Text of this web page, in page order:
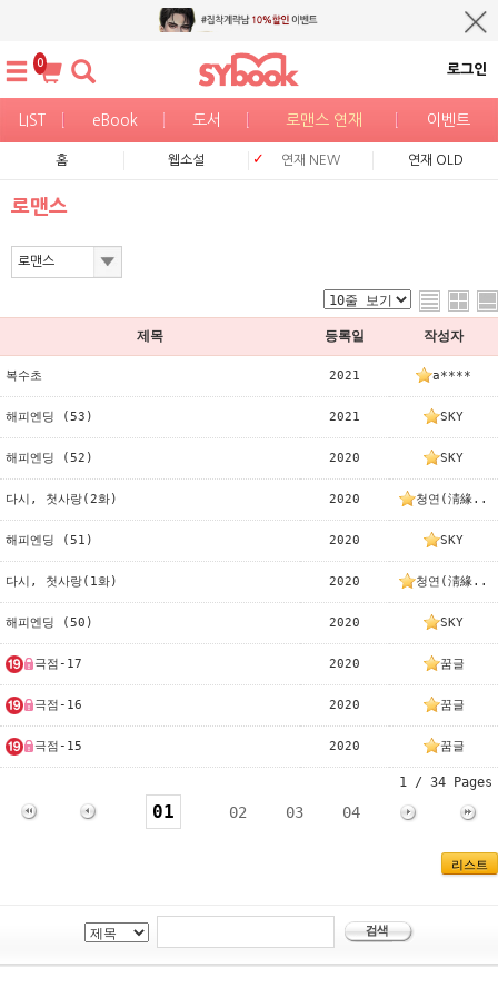
0 로그인
LIST eBook 도서 로맨스 연재 이벤트
홈 웹소설 연재 NEW 연재 OLD
로맨스
제목 등록일 작성자
복수초 2021 a****
해피엔딩 (53) 2021 SKY
해피엔딩 (52) 2020 SKY
다시, 첫사랑(2화) 2020 청연(淸緣..
해피엔딩 (51) 2020 SKY
다시, 첫사랑(1화) 2020 청연(淸緣..
해피엔딩 (50) 2020 SKY
극점-17 2020 꿈글
극점-16 2020 꿈글
극점-15 2020 꿈글
1 / 34 Pages
01 02 03 04
리스트